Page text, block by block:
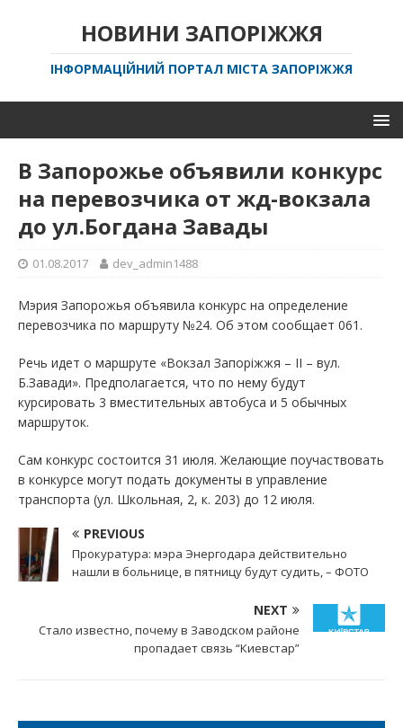
НОВИНИ ЗАПОРІЖЖЯ
ІНФОРМАЦІЙНИЙ ПОРТАЛ МІСТА ЗАПОРІЖЖЯ
В Запорожье объявили конкурс
на перевозчика от жд-вокзала
до ул.Богдана Завады
01.08.2017 dev_admin1488
Мэрия Запорожья объявила конкурс на определение
перевозчика по маршруту №24. Об этом сообщает 061.
Речь идет о маршруте «Вокзал Запоріжжя – ІІ – вул.
Б.Завади». Предполагается, что по нему будут
курсировать 3 вместительных автобуса и 5 обычных
маршруток.
Сам конкурс состоится 31 июля. Желающие поучаствовать
в конкурсе могут подать документы в управление
транспорта (ул. Школьная, 2, к. 203) до 12 июля.
PREVIOUS
Прокуратура: мэра Энергодара действительно
нашли в больнице, в пятницу будут судить, – ФОТО
NEXT
Стало известно, почему в Заводском районе
пропадает связь “Киевстар”